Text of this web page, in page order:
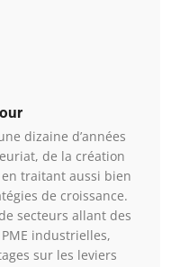
dizaine d’années
de la création
traitant aussi bien
de croissance.
secteurs allant des
industrielles,
sur les leviers